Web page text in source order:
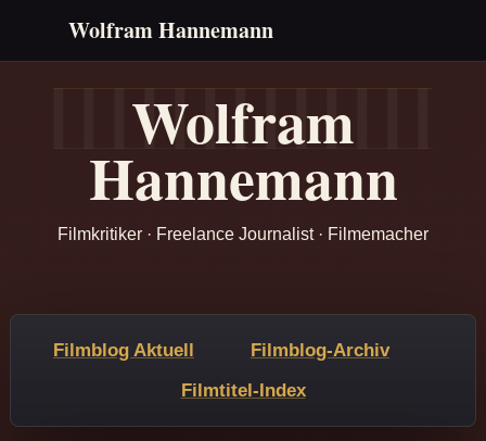
Wolfram Hannemann
Wolfram
Hannemann
Filmkritiker · Freelance Journalist · Filmemacher
Filmblog Aktuell
Filmblog-Archiv
Filmtitel-Index